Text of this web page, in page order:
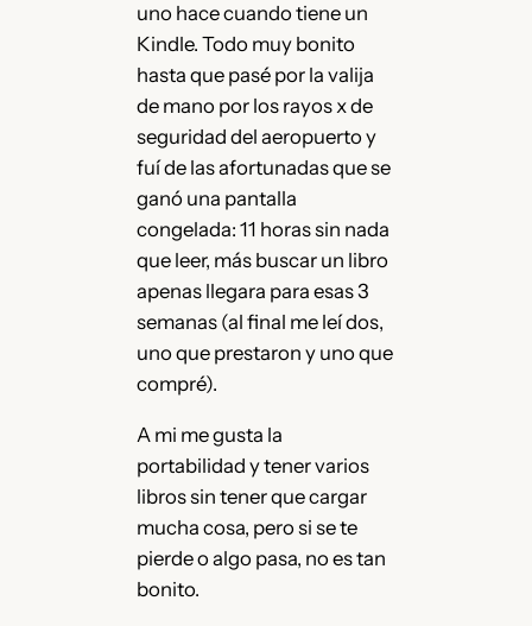
uno hace cuando tiene un
Kindle. Todo muy bonito
hasta que pasé por la valija
de mano por los rayos x de
seguridad del aeropuerto y
fuí de las afortunadas que se
ganó una pantalla
congelada: 11 horas sin nada
que leer, más buscar un libro
apenas llegara para esas 3
semanas (al final me leí dos,
uno que prestaron y uno que
compré).
A mi me gusta la
portabilidad y tener varios
libros sin tener que cargar
mucha cosa, pero si se te
pierde o algo pasa, no es tan
bonito.